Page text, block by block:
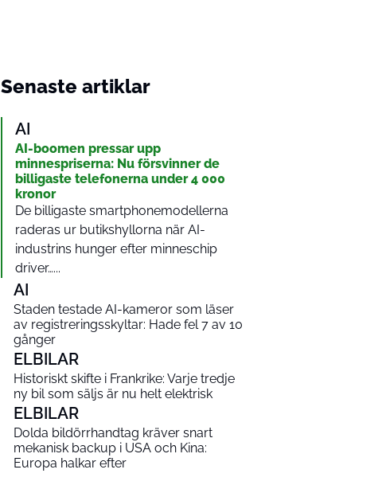
Senaste artiklar
AI
AI-boomen pressar upp
minnespriserna: Nu försvinner de
billigaste telefonerna under 4 000
kronor
De billigaste smartphonemodellerna
raderas ur butikshyllorna när AI-
industrins hunger efter minneschip
driver…...
AI
Staden testade AI-kameror som läser
av registreringsskyltar: Hade fel 7 av 10
gånger
ELBILAR
Historiskt skifte i Frankrike: Varje tredje
ny bil som säljs är nu helt elektrisk
ELBILAR
Dolda bildörrhandtag kräver snart
mekanisk backup i USA och Kina:
Europa halkar efter